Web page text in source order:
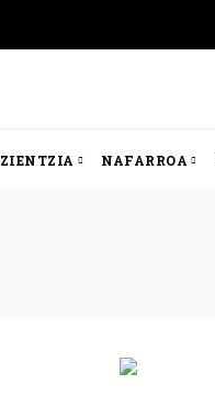
ZIENTZIA NAFARROA